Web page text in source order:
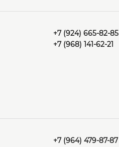
+7 (924) 665-82-85
+7 (968) 141-62-21
+7 (964) 479-87-87